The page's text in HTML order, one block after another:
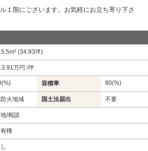
１階にございます。お気軽にお立ち寄り下さ
(34.93坪)
万円 /坪
容積率 80(%)
火地域 国土法届出 不要
/相談
権